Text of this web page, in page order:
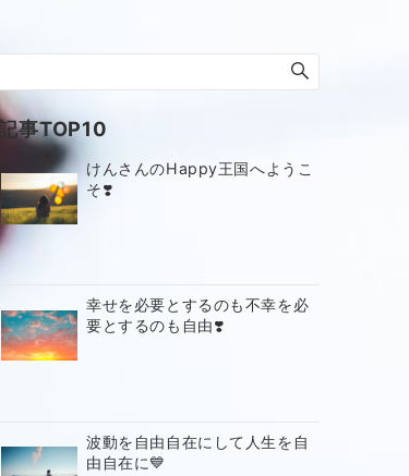
記事TOP10
けんさんのHappy王国へようこ
そ❣️
幸せを必要とするのも不幸を必
要とするのも自由❣️
波動を自由自在にして人生を自
由自在に💙